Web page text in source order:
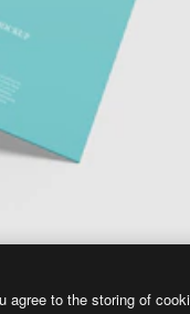
agree to the storing of